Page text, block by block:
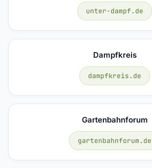
unter-dampf.de
Dampfkreis
dampfkreis.de
Gartenbahnforum
gartenbahnforum.de